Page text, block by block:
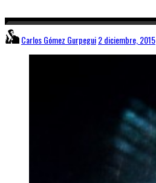
Carlos Gómez Gurpegui2 diciembre, 2015